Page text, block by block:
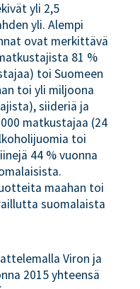
yli 2,5
yli. Alempi
ovat merkittävä
81 %
toi Suomeen
toi yli miljoona
siideriä ja
matkustajaa (24
toi
44 % vuonna
maahan toi
suomalaista
Viron ja
2015 yhteensä